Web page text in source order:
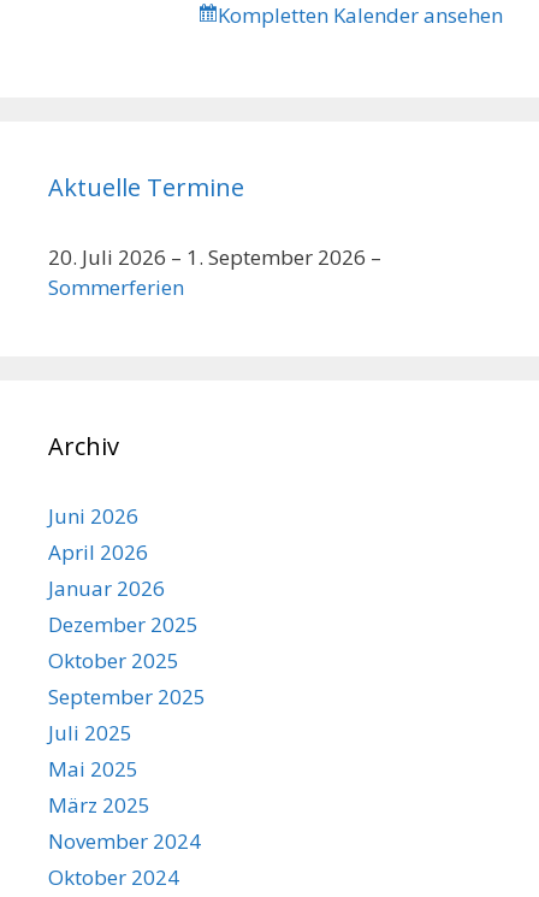
Kompletten Kalender ansehen
Aktuelle Termine
20. Juli 2026 – 1. September 2026 –
Sommerferien
Archiv
Juni 2026
April 2026
Januar 2026
Dezember 2025
Oktober 2025
September 2025
Juli 2025
Mai 2025
März 2025
November 2024
Oktober 2024